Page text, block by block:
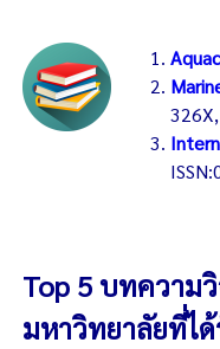
Top 5 บทความ
มหาวิทยาลัยที่ไ